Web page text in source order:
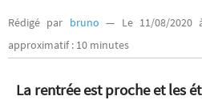
Rédigé par bruno — Le 11/08/2020
approximatif : 10 minutes
La rentrée est proche et les